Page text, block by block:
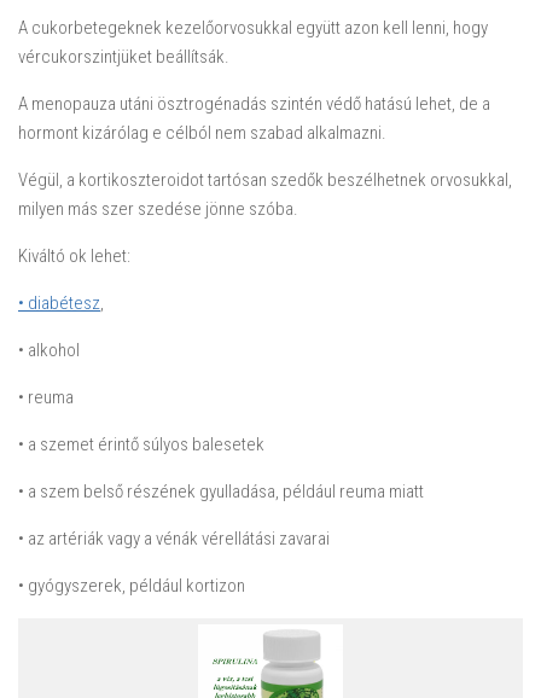
A cukorbetegeknek kezelőorvosukkal együtt azon kell lenni, hogy
vércukorszintjüket beállítsák.
A menopauza utáni ösztrogénadás szintén védő hatású lehet, de a
hormont kizárólag e célból nem szabad alkalmazni.
Végül, a kortikoszteroidot tartósan szedők beszélhetnek orvosukkal,
milyen más szer szedése jönne szóba.
Kiváltó ok lehet:
• diabétesz,
• alkohol
• reuma
• a szemet érintő súlyos balesetek
• a szem belső részének gyulladása, például reuma miatt
• az artériák vagy a vénák vérellátási zavarai
• gyógyszerek, például kortizon